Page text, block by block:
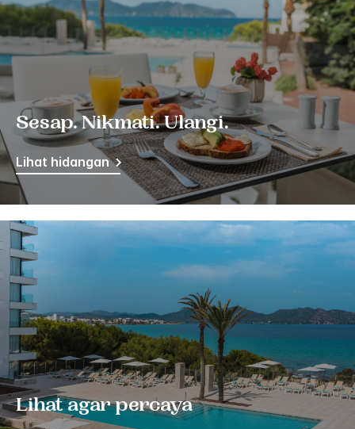
Sesap. Nikmati. Ulangi.
Lihat hidangan
Lihat agar percaya